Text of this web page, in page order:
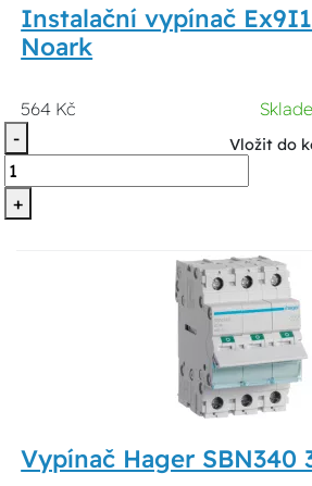
Instalační vypínač
Noark
564 Kč
-
+
Vložit do
Vypínač Hager SBN340